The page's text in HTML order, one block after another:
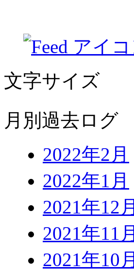
文字サイズ
月別過去ログ
2022年2月
2022年1月
2021年12月
2021年11月
2021年10月